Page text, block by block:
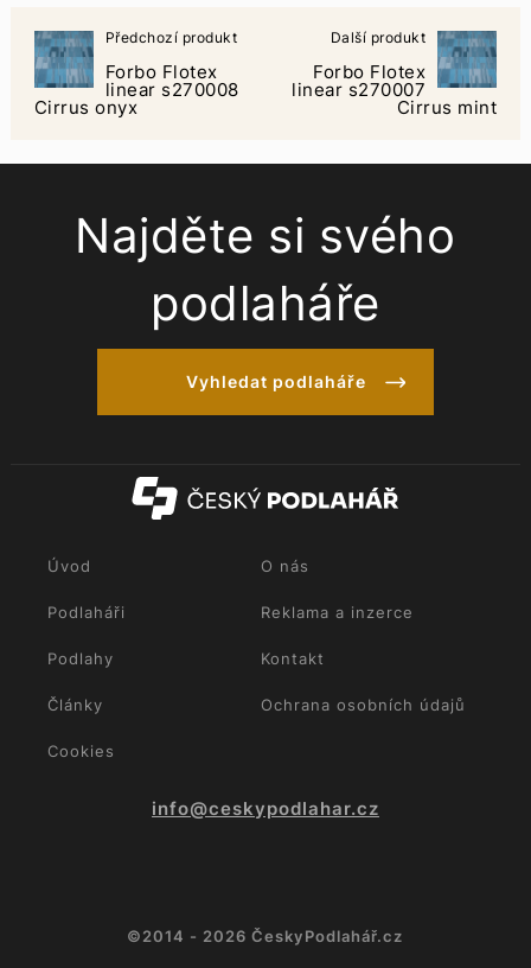
Předchozí produkt
Forbo Flotex
linear s270008
Cirrus onyx
Další produkt
Forbo Flotex
linear s270007
Cirrus mint
Najděte si svého
podlaháře
Vyhledat podlaháře
Úvod O nás
Podlaháři Reklama a inzerce
Podlahy Kontakt
Články Ochrana osobních údajů
Cookies
info@ceskypodlahar.cz
©2014 - 2026 ČeskyPodlahář.cz